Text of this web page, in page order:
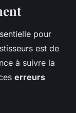
pour
est de
à suivre la
erreurs